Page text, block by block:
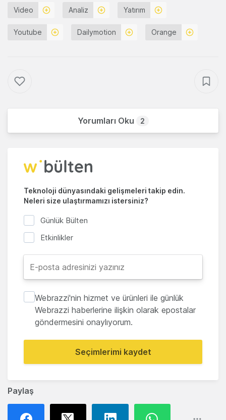
Paylaş
Video Analiz Yatırım
Youtube Dailymotion Orange
Yorumları Oku 2
Teknoloji dünyasındaki gelişmeleri takip edin.
Neleri size ulaştırmamızı istersiniz?
Günlük Bülten
Etkinlikler
Webrazzi'nin hizmet ve ürünleri ile günlük
Webrazzi haberlerine ilişkin olarak epostalar
göndermesini onaylıyorum.
Seçimlerimi kaydet